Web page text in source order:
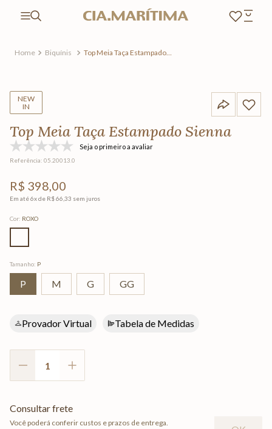
Biquínis
Top Meia Taça Estampado
NEW
IN
Top Meia Taça Estampado Sienna
Seja o primeiro a avaliar
Referência: 05.20013.0
R$ 398,00
Em até6x de R$66 33 sem juros
Cor: ROXO
Tamanho: P
P M G GG
Provador Virtual Tabela de Medidas